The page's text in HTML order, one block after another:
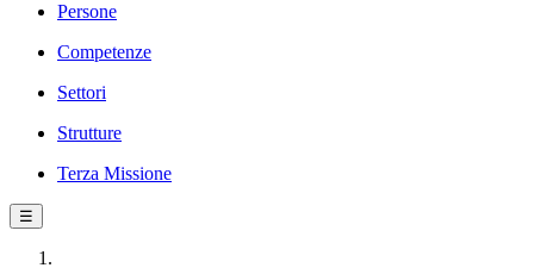
Persone
Competenze
Settori
Strutture
Terza Missione
☰